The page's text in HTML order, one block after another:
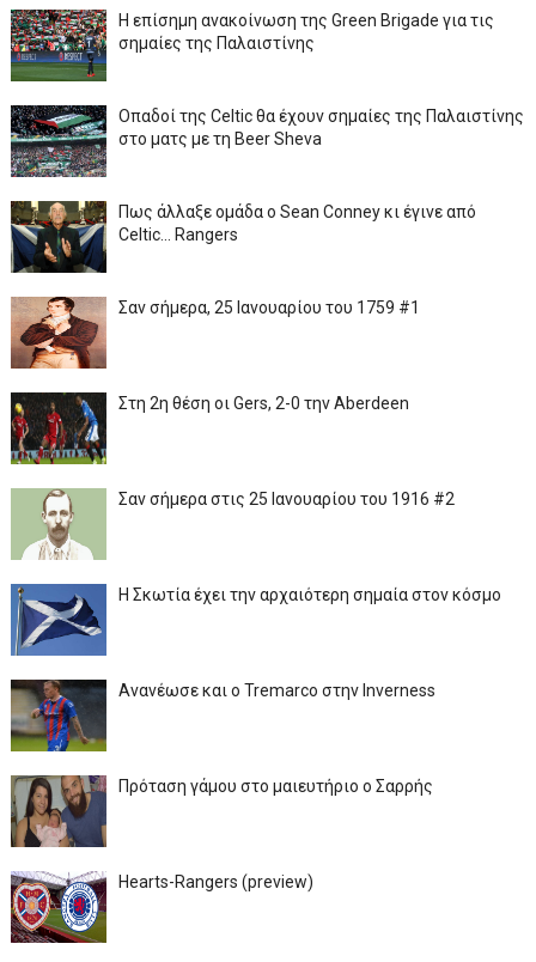
Η επίσημη ανακοίνωση της Green Brigade για τις
σημαίες της Παλαιστίνης
Οπαδοί της Celtic θα έχουν σημαίες της Παλαιστίνης
στο ματς με τη Beer Sheva
Πως άλλαξε ομάδα ο Sean Conney κι έγινε από
Celtic... Rangers
Σαν σήμερα, 25 Ιανουαρίου του 1759 #1
Στη 2η θέση οι Gers, 2-0 την Aberdeen
Σαν σήμερα στις 25 Ιανουαρίου του 1916 #2
Η Σκωτία έχει την αρχαιότερη σημαία στον κόσμο
Ανανέωσε και ο Tremarco στην Inverness
Πρόταση γάμου στο μαιευτήριο ο Σαρρής
Hearts-Rangers (preview)